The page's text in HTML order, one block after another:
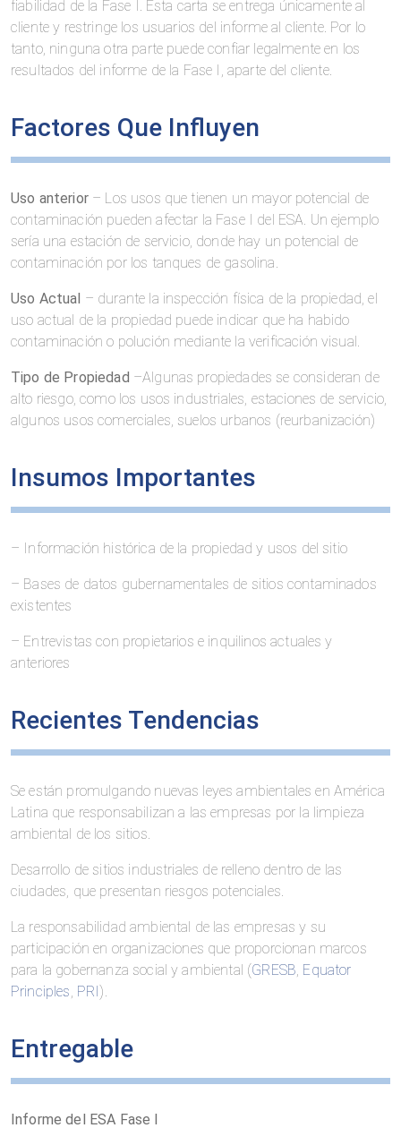
fiabilidad de la Fase I. Esta carta se entrega únicamente al
cliente y restringe los usuarios del informe al cliente. Por lo
tanto, ninguna otra parte puede confiar legalmente en los
resultados del informe de la Fase I, aparte del cliente.
Factores Que Influyen
Uso anterior– Los usos que tienen un mayor potencial de
contaminación pueden afectar la Fase I del ESA. Un ejemplo
sería una estación de servicio, donde hay un potencial de
contaminación por los tanques de gasolina.
Uso Actual – durante la inspección física de la propiedad, el
uso actual de la propiedad puede indicar que ha habido
contaminación o polución mediante la verificación visual.
Tipo de Propiedad –Algunas propiedades se consideran de
alto riesgo, como los usos industriales, estaciones de servicio,
algunos usos comerciales, suelos urbanos (reurbanización)
Insumos Importantes
– Información histórica de la propiedad y usos del sitio
– Bases de datos gubernamentales de sitios contaminados
existentes
– Entrevistas con propietarios e inquilinos actuales y
anteriores
Recientes Tendencias
Se están promulgando nuevas leyes ambientales en América
Latina que responsabilizan a las empresas por la limpieza
ambiental de los sitios.
Desarrollo de sitios industriales de relleno dentro de las
ciudades, que presentan riesgos potenciales.
La responsabilidad ambiental de las empresas y su
participación en organizaciones que proporcionan marcos
para la gobernanza social y ambiental (GRESB Equator
Principles PRI).
Entregable
Informe del ESA Fase I